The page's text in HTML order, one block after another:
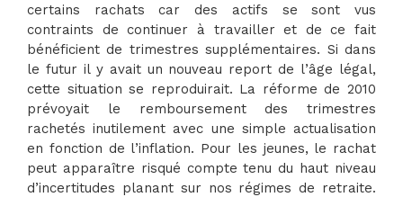
certains rachats car des actifs se sont vus
contraints de continuer à travailler et de ce fait
bénéficient de trimestres supplémentaires. Si dans
le futur il y avait un nouveau report de l’âge légal,
cette situation se reproduirait. La réforme de 2010
prévoyait le remboursement des trimestres
rachetés inutilement avec une simple actualisation
en fonction de l’inflation. Pour les jeunes, le rachat
peut apparaître risqué compte tenu du haut niveau
d’incertitudes planant sur nos régimes de retraite.